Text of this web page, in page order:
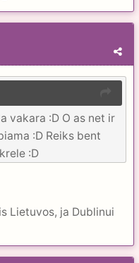
vakara :D O as net ir
:D Reiks bent
:D
Lietuvos, ja Dublinui